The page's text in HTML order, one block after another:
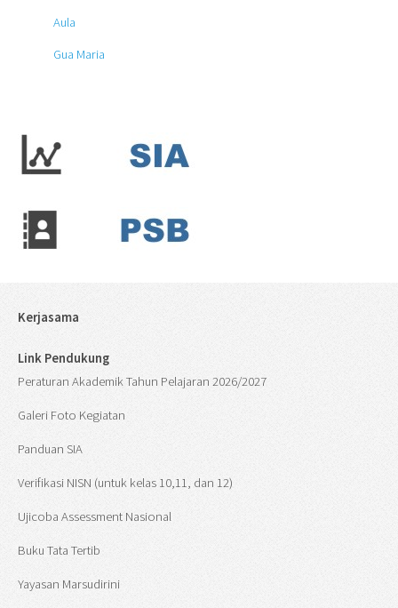
Aula
Gua Maria
Kerjasama
Link Pendukung
Peraturan Akademik Tahun Pelajaran 2026/2027
Galeri Foto Kegiatan
Panduan SIA
Verifikasi NISN (untuk kelas 10,11, dan 12)
Ujicoba Assessment Nasional
Buku Tata Tertib
Yayasan Marsudirini